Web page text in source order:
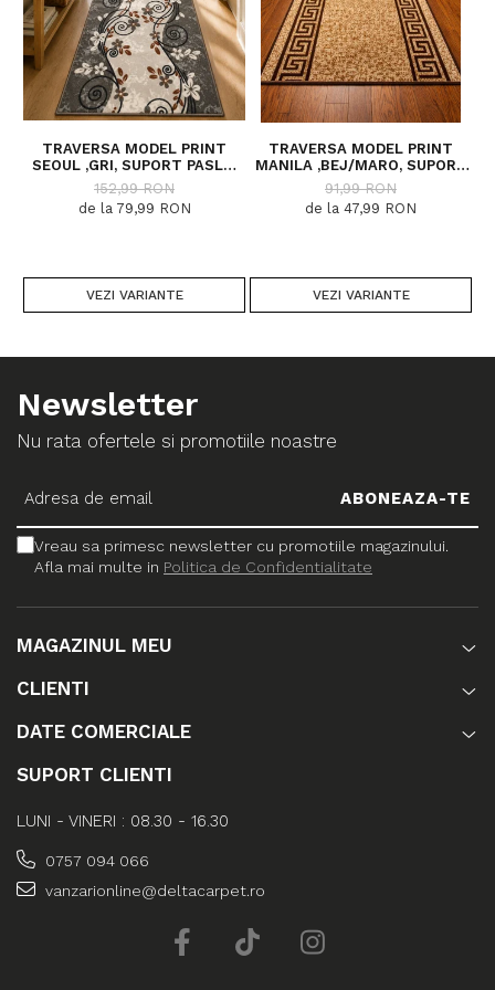
TRAVERSA MODEL PRINT
SEOUL ,GRI, SUPORT PASLA,
LATIME 100 CM, 820 GR/MP
152,99 RON
de la 79,99 RON
VEZI VARIANTE
TRAVERSA MODEL PRINT
MANILA ,BEJ/MARO, SUPORT
PASLA, LATIME 60 CM, 820
GR/MP
91,99 RON
de la 47,99 RON
VEZI VARIANTE
Newsletter
Nu rata ofertele si promotiile noastre
Vreau sa primesc newsletter cu promotiile magazinului.
Afla mai multe in Politica de Confidentialitate
MAGAZINUL MEU
CLIENTI
DATE COMERCIALE
SUPORT CLIENTI
LUNI - VINERI : 08.30 - 16.30
0757 094 066
vanzarionline@deltacarpet.ro